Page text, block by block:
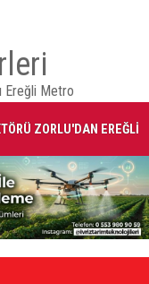
Ereğli Metro
ZORLU'DAN EREĞLİ
ZİYARETİ